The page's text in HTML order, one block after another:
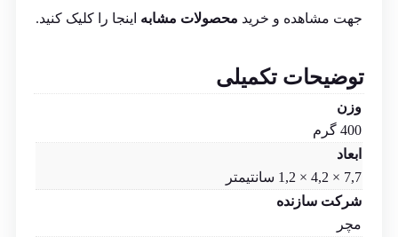
جهت مشاهده و خرید محصولات مشابه اینجا را کلیک کنید.
توضیحات تکمیلی
وزن
400 گرم
ابعاد
7,7 × 4,2 × 1,2 سانتیمتر
شرکت سازنده
مچر